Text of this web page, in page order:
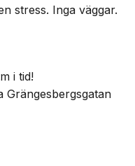
stress. Inga väggar.
i tid!
Grängesbergsgatan